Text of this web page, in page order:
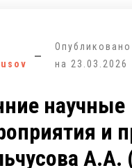
Опубликовано
на 23.03.2026
научные
и
А.А.